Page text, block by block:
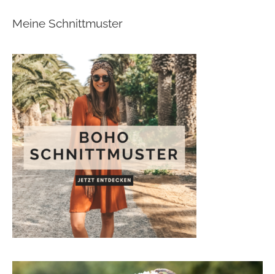
Meine Schnittmuster